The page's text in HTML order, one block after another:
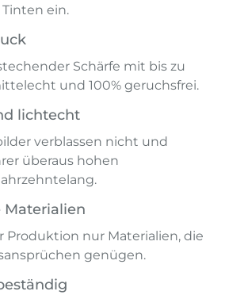
ein.
Schärfe mit bis zu
und 100% geruchsfrei.
lichtecht
verblassen nicht und
überaus hohen
Materialien
Produktion nur Materialien, die
genügen.